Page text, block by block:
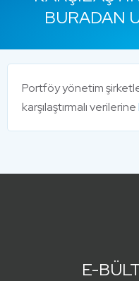
BURADAN
Portföy yönetim
karşılaştırmalı verilerine
E-